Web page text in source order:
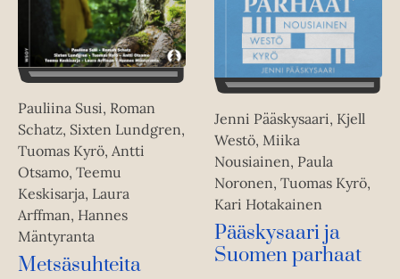
Pauliina Susi, Roman
Schatz, Sixten Lundgren,
Tuomas Kyrö, Antti
Otsamo, Teemu
Keskisarja, Laura
Arffman, Hannes
Mäntyranta
Metsäsuhteita
Jenni Pääskysaari, Kjell
Westö, Miika
Nousiainen, Paula
Noronen, Tuomas Kyrö,
Kari Hotakainen
Pääskysaari ja
Suomen parhaat